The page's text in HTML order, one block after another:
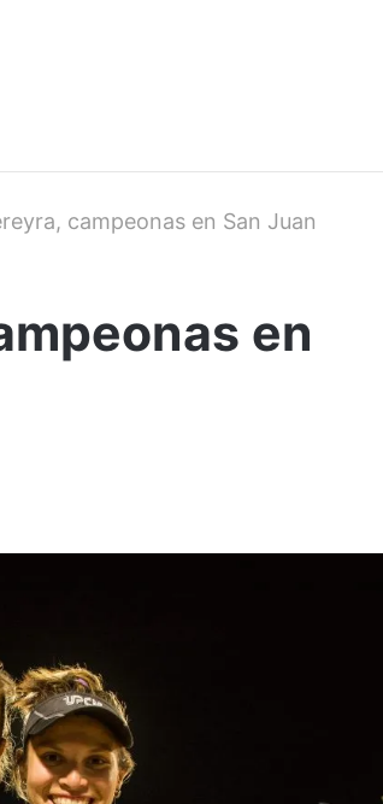
campeonas en San Juan
en